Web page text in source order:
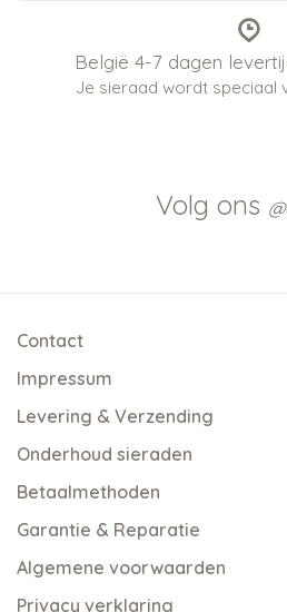
België 4-7 dagen
Je sieraad wordt speciaal
Volg ons @
Contact
Impressum
Levering & Verzending
Onderhoud sieraden
Betaalmethoden
Garantie & Reparatie
Algemene voorwaarden
Privacy verklaring